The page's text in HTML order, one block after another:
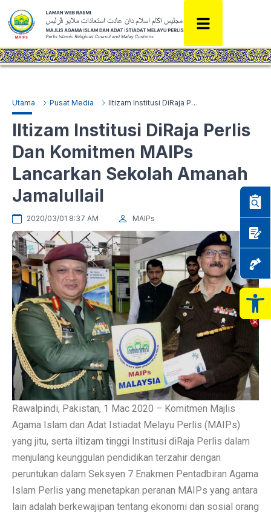
Utama Pusat Media Iltizam Institusi DiRaja Perlis Dan Komitmen MAIPs Lancarkan Sekolah Amanah Jamalullail
Iltizam Institusi DiRaja Perlis
Dan Komitmen MAIPs
Lancarkan Sekolah Amanah
Jamalullail
2020/03/01 8:37 AM MAIPs
Rawalpindi, Pakistan, 1 Mac 2020 – Komitmen Majlis
Agama Islam dan Adat Istiadat Melayu Perlis (MAIPs)
yang jitu, serta iltizam tinggi Institusi diRaja Perlis dalam
menjulang keunggulan pendidikan terzahir dengan
peruntukan dalam Seksyen 7 Enakmen Pentadbiran Agama
Islam Perlis yang menetapkan peranan MAIPs yang antara
lain adalah berkewajipan tentang ekonomi dan sosial orang